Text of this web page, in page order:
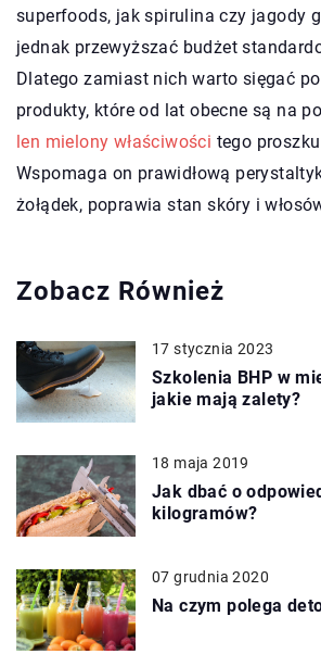
superfoods, jak spirulina czy jagody
jednak przewyższać budżet
Dlatego zamiast nich warto sięgać
produkty, które od lat obecne są na
len mielony właściwości tego
Wspomaga on prawidłową
żołądek, poprawia stan skóry i
Zobacz Również
17 stycznia 2023
Szkolenia BHP w
jakie mają zalety?
18 maja 2019
Jak dbać o
kilogramów?
07 grudnia 2020
Na czym polega